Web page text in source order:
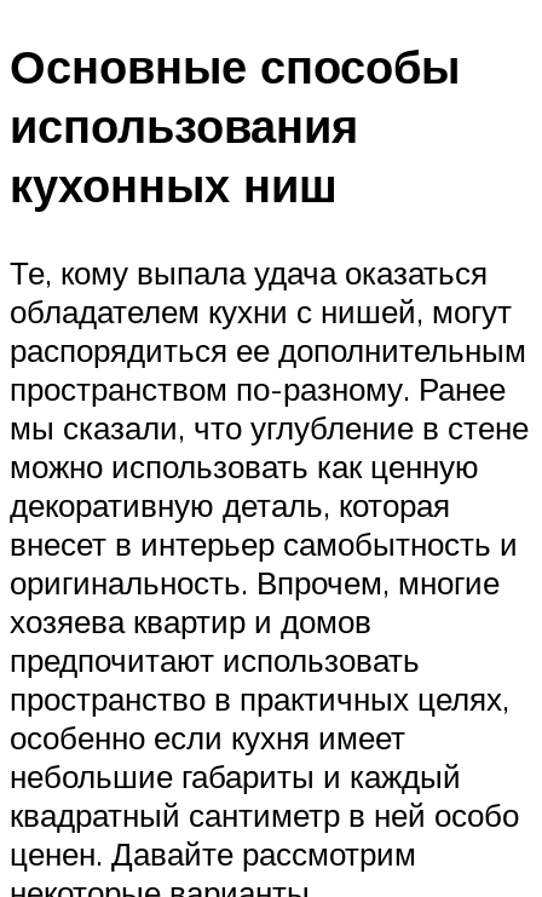
Основные способы
использования
кухонных ниш
Те, кому выпала удача оказаться
обладателем кухни с нишей, могут
распорядиться ее дополнительным
пространством по-разному. Ранее
мы сказали, что углубление в стене
можно использовать как ценную
декоративную деталь, которая
внесет в интерьер самобытность и
оригинальность. Впрочем, многие
хозяева квартир и домов
предпочитают использовать
пространство в практичных целях,
особенно если кухня имеет
небольшие габариты и каждый
квадратный сантиметр в ней особо
ценен. Давайте рассмотрим